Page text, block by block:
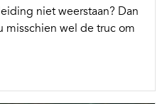
niet weerstaan? Dan
misschien wel de truc om